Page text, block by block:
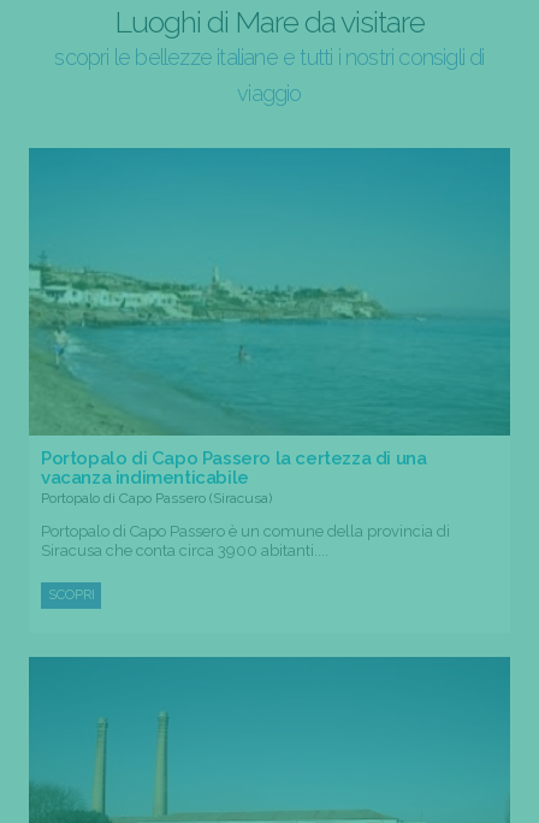
Luoghi di Mare da visitare
scopri le bellezze italiane e tutti i nostri consigli di
viaggio
Portopalo di Capo Passero la certezza di una
vacanza indimenticabile
Portopalo di Capo Passero (Siracusa)
Portopalo di Capo Passero è un comune della provincia di
Siracusa che conta circa 3900 abitanti....
SCOPRI